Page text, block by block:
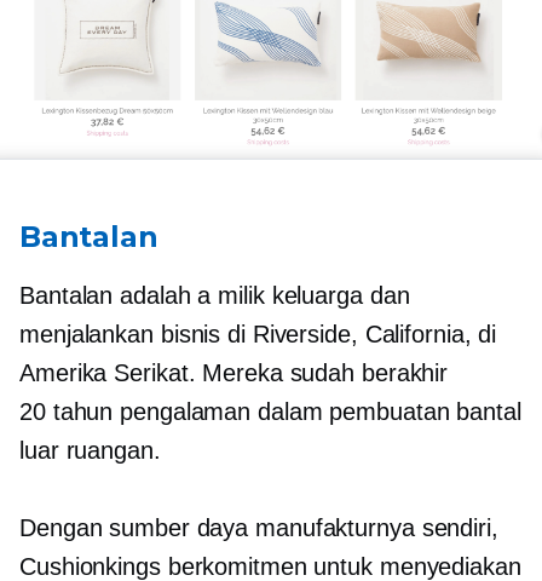
Bantalan
Bantalan adalah a milik keluargadan
menjalankan bisnis di Riverside, California, di
Amerika Serikat. Mereka sudah berakhir
20 tahun pengalaman dalam pembuatan bantal
luar ruangan.
Dengan sumber daya manufakturnya sendiri,
Cushionkings berkomitmen untuk menyediakan